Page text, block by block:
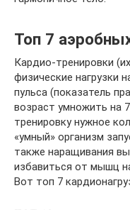
Топ 7
Кардио-тренировки
физические нагрузки
пульса (показатель
возраст умножить на
тренировку нужное
«умный» организм
также наращивания
избавиться от мышц
Вот топ 7